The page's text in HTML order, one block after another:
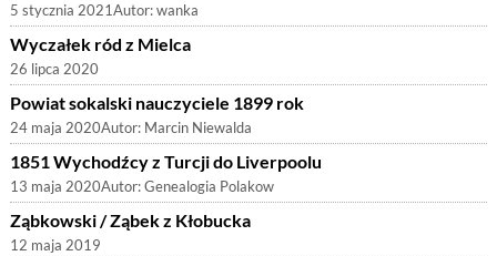
5 stycznia 2021Autor:wanka
Wyczałek ród z Mielca
26 lipca 2020
Powiat sokalski nauczyciele 1899 rok
24 maja 2020Autor: Marcin Niewalda
1851 Wychodźcy z Turcji do Liverpoolu
13 maja 2020Autor:Genealogia Polakow
Ząbkowski / Ząbek z Kłobucka
12 maja 2019